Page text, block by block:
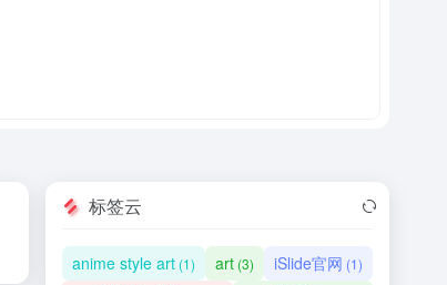
标签云
anime style art (1) art (3) iSlide官网 (1)